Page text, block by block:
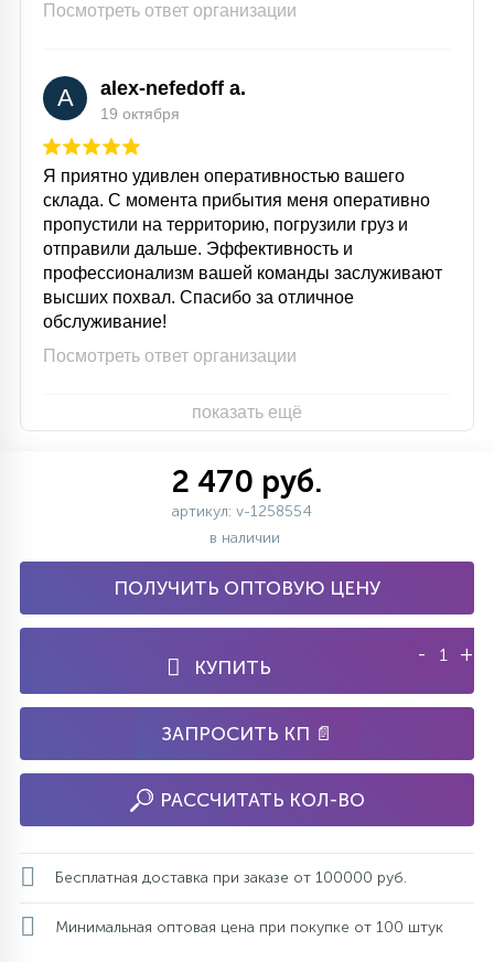
Посмотреть ответ организации
A alex-nefedoff a.
19 октября
Я приятно удивлен оперативностью вашего
склада. С момента прибытия меня оперативно
пропустили на территорию, погрузили груз и
отправили дальше. Эффективность и
профессионализм вашей команды заслуживают
высших похвал. Спасибо за отличное
обслуживание!
Посмотреть ответ организации
показать ещё
2 470 руб.
артикул: v-1258554
в наличии
ПОЛУЧИТЬ ОПТОВУЮ ЦЕНУ
КУПИТЬ
- +
ЗАПРОСИТЬ КП 📄
РАССЧИТАТЬ КОЛ-ВО
Бесплатная доставка при заказе от 100000 руб.
Минимальная оптовая цена при покупке от 100 штук